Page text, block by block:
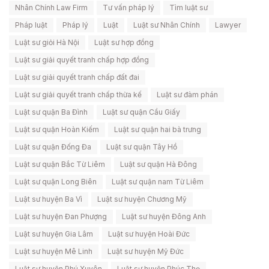
Nhân Chính Law Firm Tư vấn pháp lý
Tìm luật sư
Pháp luật
Pháp lý Luật Luật sư Nhân Chính
Lawyer
Luật sư giỏi Hà Nội
Luật sư hợp đồng
Luật sư giải quyết tranh chấp hợp đồng
Luật sư giải quyết tranh chấp đất đai
Luật sư giải quyết tranh chấp thừa kế
Luật sư đàm phán
Luật sư quận Ba Đình
Luật sư quận Cầu Giấy
Luật sư quận Hoàn Kiếm
Luật sư quận hai bà trưng
Luật sư quận Đống Đa
Luật sư quận Tây Hồ
Luật sư quận Bắc Từ Liêm
Luật sư quận Hà Đông
Luật sư quận Long Biên
Luật sư quận nam Từ Liêm
Luật sư huyện Ba Vì
Luật sư huyện Chương Mỹ
Luật sư huyện Đan Phượng
Luật sư huyện Đông Anh
Luật sư huyện Gia Lâm
Luật sư huyện Hoài Đức
Luật sư huyện Mê Linh
Luật sư huyện Mỹ Đức